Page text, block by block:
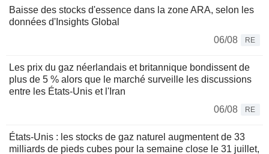
Baisse des stocks d'essence dans la zone ARA, selon les
données d'Insights Global
06/08
RE
Les prix du gaz néerlandais et britannique bondissent de
plus de 5 % alors que le marché surveille les discussions
entre les États-Unis et l'Iran
06/08
RE
États-Unis : les stocks de gaz naturel augmentent de 33
milliards de pieds cubes pour la semaine close le 31 juillet,